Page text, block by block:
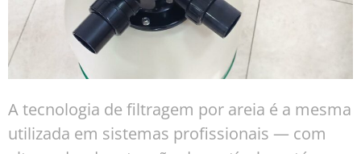
A tecnologia de filtragem por areia é a mesma
utilizada em sistemas profissionais — com